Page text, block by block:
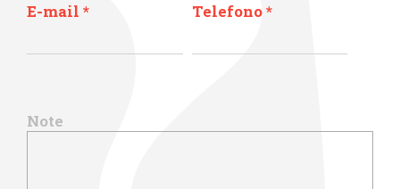
E-mail * Telefono*
Note